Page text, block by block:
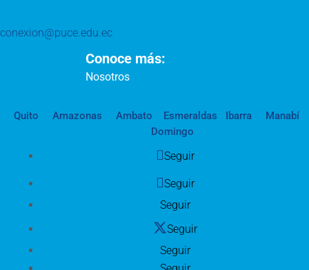
conexion@puce.edu.ec
Conoce más:
Nosotros
Quito Amazonas Ambato Esmeraldas Ibarra
Manabí
Domingo
Seguir
Seguir
Seguir
Seguir
Seguir